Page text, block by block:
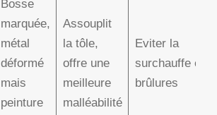
Bosse
marquée,
métal
déformé
mais
peinture
Assouplit
la tôle,
offre une
meilleure
malléabilité
Eviter la
surchauffe et
brûlures